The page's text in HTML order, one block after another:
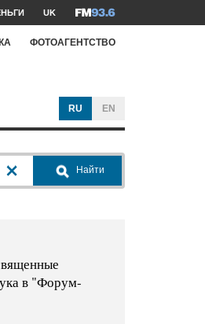
UK
ФОТОАГЕНТСТВО
RU EN
Найти
в "Форум-